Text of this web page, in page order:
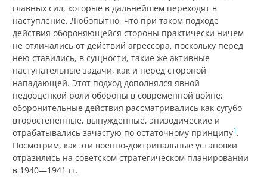
главных сил, которые в дальнейшем переходят в
наступление. Любопытно, что при таком подходе
действия обороняющейся стороны практически ничем
не отличались от действий агрессора, поскольку перед
нею ставились, в сущности, такие же активные
наступательные задачи, как и перед стороной
нападающей. Этот подход дополнялся явной
недооценкой роли обороны в современной войне;
оборонительные действия рассматривались как сугубо
второстепенные, вынужденные, эпизодические и
отрабатывались зачастую по остаточному принципу1 .
Посмотрим, как эти военно-доктринальные установки
отразились на советском стратегическом планировании
в 1940—1941 гг.